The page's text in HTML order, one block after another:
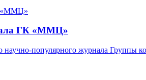
ГК «ММЦ»
популярного журнала